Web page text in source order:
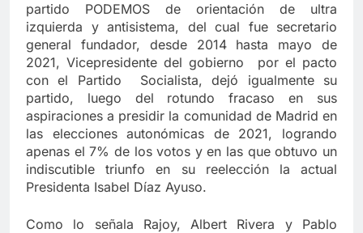
partido PODEMOS de orientación de ultra
izquierda y antisistema, del cual fue secretario
general fundador, desde 2014 hasta mayo de
2021, Vicepresidente del gobierno por el pacto
con el Partido Socialista, dejó igualmente su
partido, luego del rotundo fracaso en sus
aspiraciones a presidir la comunidad de Madrid en
las elecciones autonómicas de 2021, logrando
apenas el 7% de los votos y en las que obtuvo un
indiscutible triunfo en su reelección la actual
Presidenta Isabel Díaz Ayuso.
Como lo señala Rajoy, Albert Rivera y Pablo